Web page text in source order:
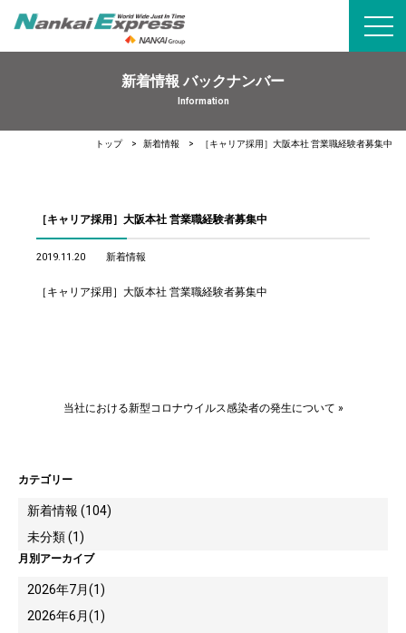
新着情報 バックナンバー
Information
トップ 新着情報 ［キャリア採用］大阪本社 営業職経験者募集中
［キャリア採用］大阪本社 営業職経験者募集中
2019.11.20 新着情報
［キャリア採用］大阪本社 営業職経験者募集中
当社における新型コロナウイルス感染者の発生について »
カテゴリー
新着情報 (104)
未分類 (1)
月別アーカイブ
2026年7月(1)
2026年6月(1)